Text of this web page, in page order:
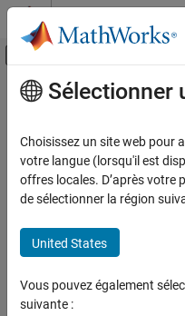
Passer au contenu
Activer/
Ressource
Contenu principal
Sélectionner
Choisissez un site web pour
votre langue (lorsqu'il est
offres locales. D’après votre
de sélectionner la région
United States
Vous pouvez également
suivante :